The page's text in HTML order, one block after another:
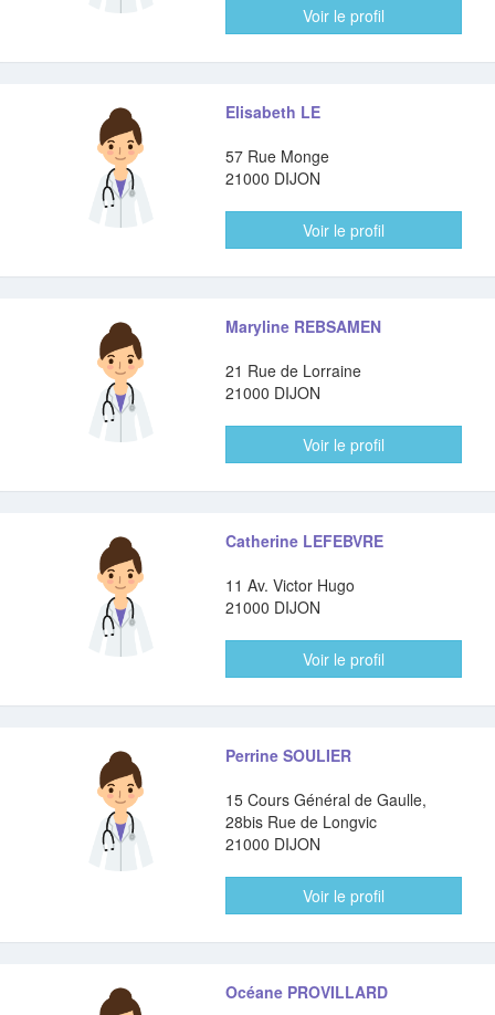
Voir le profil
Elisabeth LE
57 Rue Monge
21000 DIJON
Voir le profil
Maryline REBSAMEN
21 Rue de Lorraine
21000 DIJON
Voir le profil
Catherine LEFEBVRE
11 Av. Victor Hugo
21000 DIJON
Voir le profil
Perrine SOULIER
15 Cours Général de Gaulle,
28bis Rue de Longvic
21000 DIJON
Voir le profil
Océane PROVILLARD